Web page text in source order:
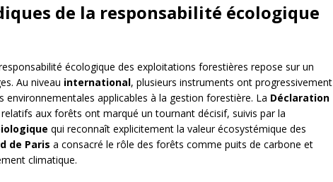
de la responsabilité écologique
écologique des exploitations forestières repose sur un
Au niveau international, plusieurs instruments ont progressivement
environnementales applicables à la gestion forestière. La Déclaration
aux forêts ont marqué un tournant décisif, suivis par la
qui reconnaît explicitement la valeur écosystémique des
de Paris a consacré le rôle des forêts comme puits de carbone et
climatique.